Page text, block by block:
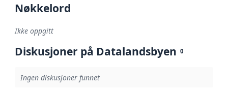
Nøkkelord
Ikke oppgitt
Diskusjoner på Datalandsbyen 0
Ingen diskusjoner funnet